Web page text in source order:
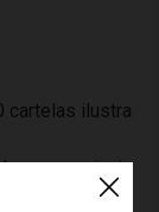
cartelas ilustra
com as princip
e App Store